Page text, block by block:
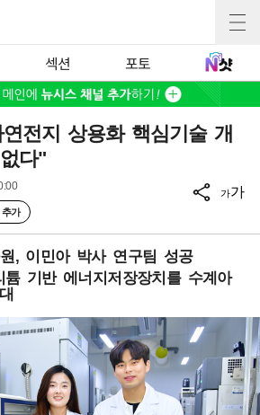
섹션 포토
전지 상용화 핵심기술 개
다"
가
가가
, 이민아 박사 연구팀 성공
기반 에너지저장장치를 수계아